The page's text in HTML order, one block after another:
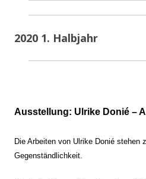
2020 1. Halbjahr
Ausstellung: Ulrike Donié –
Die Arbeiten von Ulrike Donié stehen
Gegenständlichkeit.